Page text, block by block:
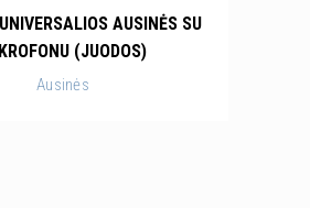
AUSINĖS SU
(JUODOS)
Ausinės